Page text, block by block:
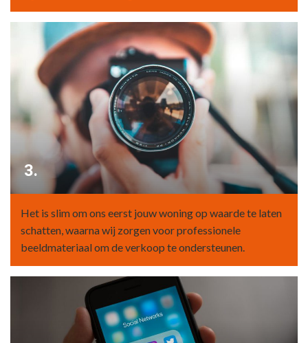
3.
Het is slim om ons eerst jouw woning op waarde te laten
schatten, waarna wij zorgen voor professionele
beeldmateriaal om de verkoop te ondersteunen.